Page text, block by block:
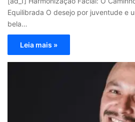
Equilibrada O desejo por juventude e
bela…
Leia mais »